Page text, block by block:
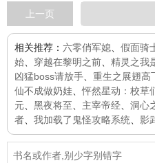
上一页
相关推荐： 六零俏军媳 假面骑
始
穿越在黎明之前 精灵之我
凶猛boss请放手
重生之展翅高
仙不成做奶娃 、怦然星动：校草
元
黑夜将至 主宰帝经 洞心
者
我加载了鬼怪攻略系统 影